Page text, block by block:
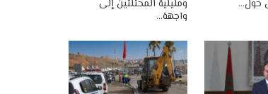
حول…
ومليلية المحتلتين إلى
واجهة…